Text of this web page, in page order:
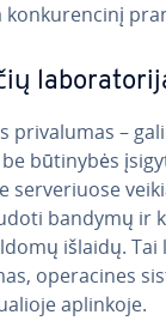
kon­ku­ren­ci­nį
pri­va­lu­mas –
be būtinybės
ser­ve­riuo­se
bandymų ir
išlaidų. Tai
ope­ra­ci­nes
aplinkoje.